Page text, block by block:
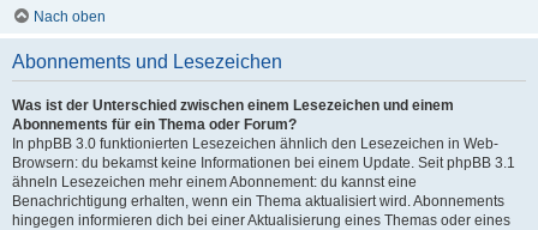
Nach oben
Abonnements und Lesezeichen
Was ist der Unterschied zwischen einem Lesezeichen und einem
Abonnements für ein Thema oder Forum?
In phpBB 3.0 funktionierten Lesezeichen ähnlich den Lesezeichen in Web-
Browsern: du bekamst keine Informationen bei einem Update. Seit phpBB 3.1
ähneln Lesezeichen mehr einem Abonnement: du kannst eine
Benachrichtigung erhalten, wenn ein Thema aktualisiert wird. Abonnements
hingegen informieren dich bei einer Aktualisierung eines Themas oder eines